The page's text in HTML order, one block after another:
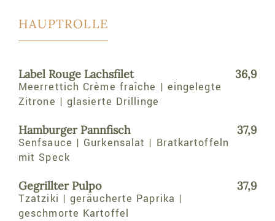
HAUPTROLLE
Label Rouge Lachsfilet
36,9
Meerrettich Crème fraîche | eingelegte
Zitrone | glasierte Drillinge
Hamburger Pannfisch
37,9
Senfsauce | Gurkensalat | Bratkartoffeln
mit Speck
Gegrillter Pulpo
37,9
Tzatziki | geräucherte Paprika |
geschmorte Kartoffel